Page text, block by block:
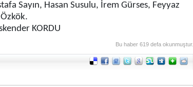
Sayın, Hasan Susulu, İrem Gürses, Feyyaz
Özkök.
KORDU
Bu haber 619 defa okunmuştur.